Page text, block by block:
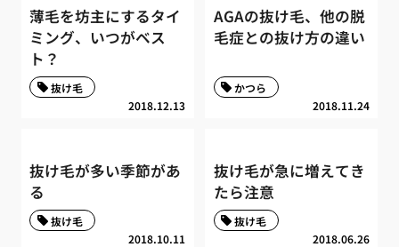
薄毛を坊主にするタイ
ミング、いつがベス
ト？
2018.12.13
抜け毛
AGAの抜け毛、他の脱
毛症との抜け方の違い
2018.11.24
かつら
抜け毛が多い季節があ
る
2018.10.11
抜け毛
抜け毛が急に増えてき
たら注意
2018.06.26
抜け毛